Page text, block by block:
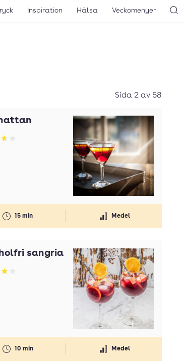
Inspiration Hälsa Veckomenyer
Sida 2 av 58
3.65 av 5
15 min Medel
sangria
3.84 av 5
10 min Medel